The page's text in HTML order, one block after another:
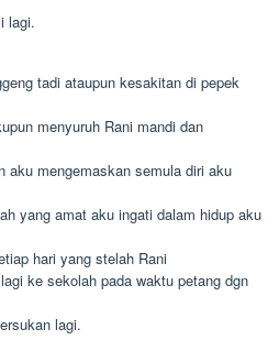
lagi.
tadi ataupun kesakitan di pepek
menyuruh Rani mandi dan
aku mengemaskan semula diri aku
yang amat aku ingati dalam hidup aku
hari yang stelah Rani
ke sekolah pada waktu petang dgn
lagi.